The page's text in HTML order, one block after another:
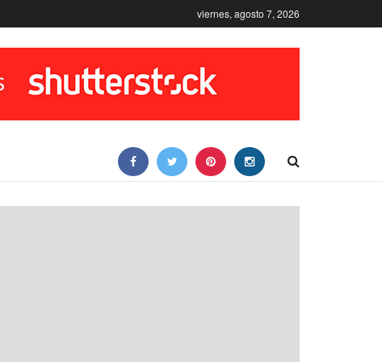
viernes, agosto 7, 2026